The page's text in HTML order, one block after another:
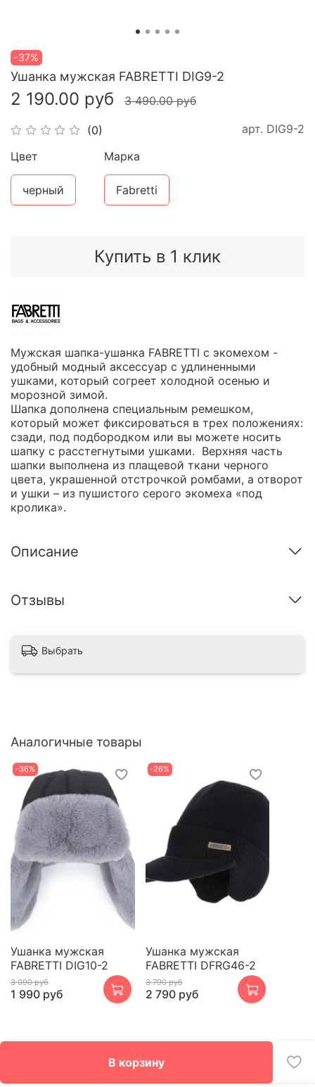
-37%
(0) арт. DIG9-2
Ушанка мужская FABRETTI DIG9-2
2 190.00 руб 3 490.00 руб
В корзину
Купить в 1 клик
Цвет
черный
Марка
Fabretti
Мужская шапка-ушанка FABRETTI с экомехом -
удобный модный аксессуар с удлиненными
ушками, который согреет холодной осенью и
морозной зимой.
Шапка дополнена специальным ремешком,
который может фиксироваться в трех положениях:
сзади, под подбородком или вы можете носить
шапку с расстегнутыми ушками. Верхняя часть
шапки выполнена из плащевой ткани черного
цвета, украшенной отстрочкой ромбами, а отворот
и ушки – из пушистого серого экомеха «под
кролика».
Описание
Отзывы
Выбрать
Аналогичные товары
-36%
Ушанка мужская
FABRETTI DIG10-2
3 090 руб
1 990 руб
-26%
Ушанка мужская
FABRETTI DFRG46-2
3 790 руб
2 790 руб